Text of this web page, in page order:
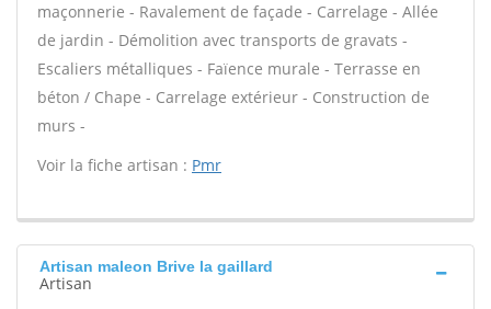
maçonnerie - Ravalement de façade - Carrelage - Allée
de jardin - Démolition avec transports de gravats -
Escaliers métalliques - Faïence murale - Terrasse en
béton / Chape - Carrelage extérieur - Construction de
murs -
Voir la fiche artisan : Pmr
Artisan maleon Brive la gaillard
Artisan